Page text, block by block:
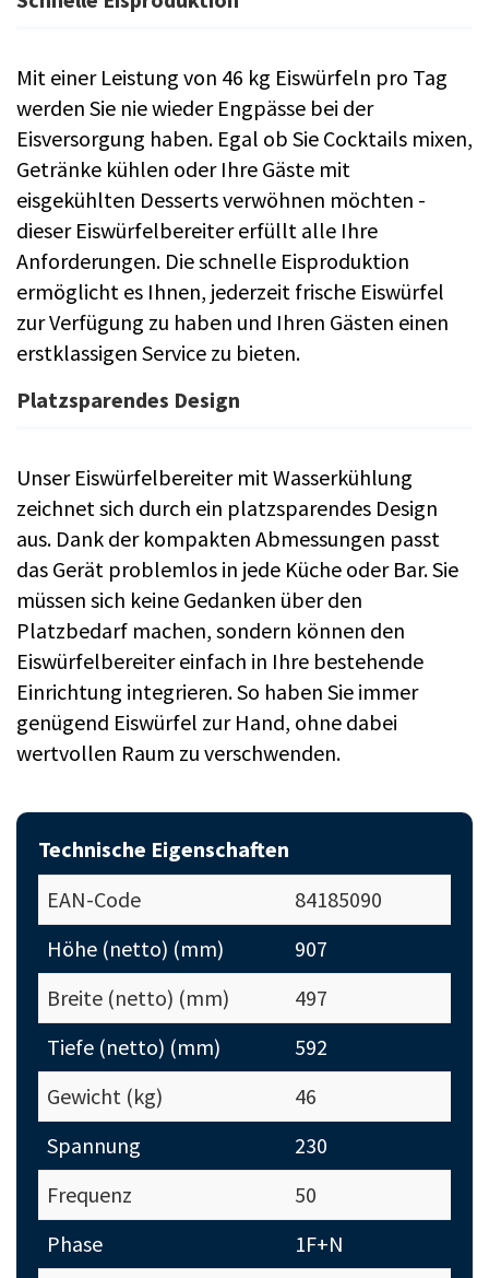
Mit einer Leistung von 46 kg Eiswürfeln pro Tag
werden Sie nie wieder Engpässe bei der
Eisversorgung haben. Egal ob Sie Cocktails mixen,
Getränke kühlen oder Ihre Gäste mit
eisgekühlten Desserts verwöhnen möchten -
dieser Eiswürfelbereiter erfüllt alle Ihre
Anforderungen. Die schnelle Eisproduktion
ermöglicht es Ihnen, jederzeit frische Eiswürfel
zur Verfügung zu haben und Ihren Gästen einen
erstklassigen Service zu bieten.
Platzsparendes Design
Unser Eiswürfelbereiter mit Wasserkühlung
zeichnet sich durch ein platzsparendes Design
aus. Dank der kompakten Abmessungen passt
das Gerät problemlos in jede Küche oder Bar. Sie
müssen sich keine Gedanken über den
Platzbedarf machen, sondern können den
Eiswürfelbereiter einfach in Ihre bestehende
Einrichtung integrieren. So haben Sie immer
genügend Eiswürfel zur Hand, ohne dabei
wertvollen Raum zu verschwenden.
Technische Eigenschaften
EAN-Code
84185090
Höhe (netto) (mm)
907
Breite (netto) (mm)
497
Tiefe (netto) (mm)
592
Gewicht (kg)
46
Spannung
230
Frequenz
50
Phase
1F+N